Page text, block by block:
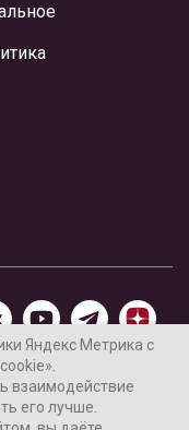
Интернет-газеты
«Ваши новости»
Яндекс Метрика с
взаимодействие
его лучше.